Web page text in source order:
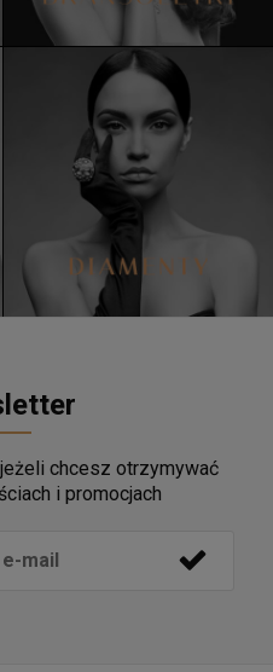
chcesz otrzymywać
i promocjach